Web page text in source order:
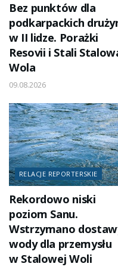
Bez punktów dla
podkarpackich
w II lidze. Porażki
Resovii i Stali
Wola
09.08.2026
RELACJE REPORTERSKIE
Rekordowo niski
poziom Sanu.
Wstrzymano
wody dla przemysłu
w Stalowej Woli